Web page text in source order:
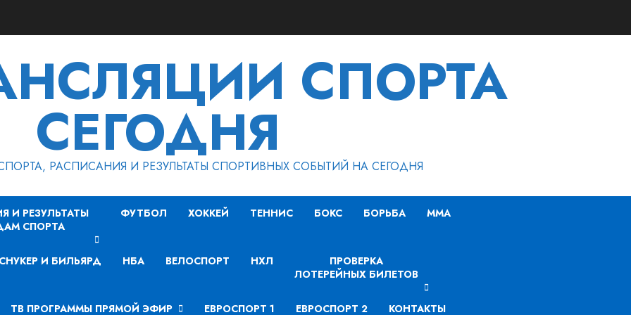
СПОРТА
СЕГОДНЯ
РАСПИСАНИЯ И РЕЗУЛЬТАТЫ СПОРТИВНЫХ СОБЫТИЙ НА СЕГОДНЯ
И РЕЗУЛЬТАТЫ
СПОРТА
ФУТБОЛ ХОККЕЙ ТЕННИС БОКС БОРЬБА MMA
СНУКЕР И БИЛЬЯРД НБА ВЕЛОСПОРТ НХЛ
ПРОВЕРКА
ЛОТЕРЕЙНЫХ БИЛЕТОВ
ТВ ПРОГРАММЫ ПРЯМОЙ ЭФИР ЕВРОСПОРТ 1 ЕВРОСПОРТ 2 КОНТАКТЫ